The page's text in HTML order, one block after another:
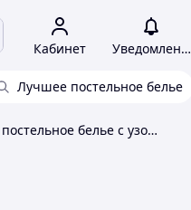
Кабинет Уведомления
Лучшее постельное белье
Сатиновое постельное белье с узором страйп